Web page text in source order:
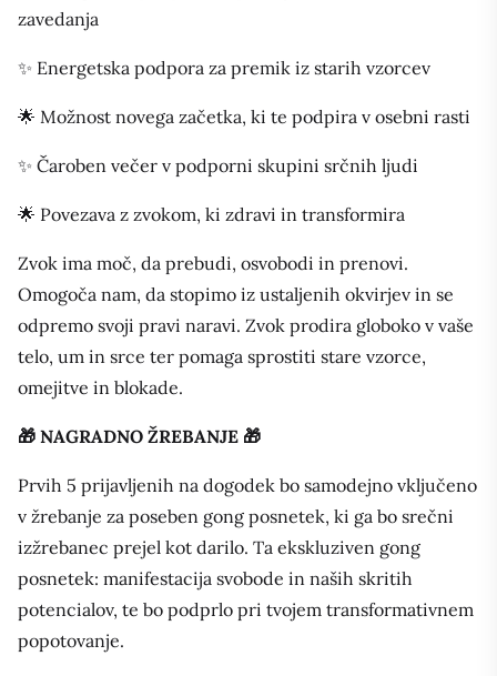
zavedanja
✨ Energetska podpora za premik iz starih vzorcev
🌟 Možnost novega začetka, ki te podpira v osebni rasti
✨ Čaroben večer v podporni skupini srčnih ljudi
🌟 Povezava z zvokom, ki zdravi in transformira
Zvok ima moč, da prebudi, osvobodi in prenovi.
Omogoča nam, da stopimo iz ustaljenih okvirjev in se
odpremo svoji pravi naravi. Zvok prodira globoko v vaše
telo, um in srce ter pomaga sprostiti stare vzorce,
omejitve in blokade.
🎁 NAGRADNO ŽREBANJE 🎁
Prvih 5 prijavljenih na dogodek bo samodejno vključeno
v žrebanje za poseben gong posnetek, ki ga bo srečni
izžrebanec prejel kot darilo. Ta ekskluziven gong
posnetek: manifestacija svobode in naših skritih
potencialov, te bo podprlo pri tvojem transformativnem
popotovanje.